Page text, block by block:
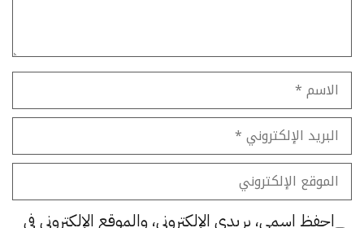
الاسم
البريد
الإلكتروني
الموقع
الإلكتروني
احفظ اسمي، بريدي الإلكتروني، والموقع الإلكتروني في